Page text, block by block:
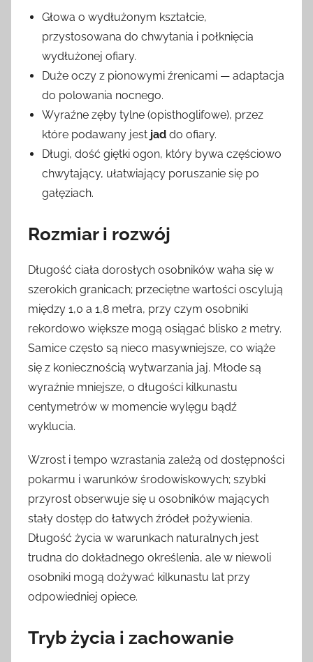
Głowa o wydłużonym kształcie,
przystosowana do chwytania i połknięcia
wydłużonej ofiary.
Duże oczy z pionowymi źrenicami — adaptacja
do polowania nocnego.
Wyraźne zęby tylne (opisthoglifowe), przez
które podawany jest jad do ofiary.
Długi, dość giętki ogon, który bywa częściowo
chwytający, ułatwiający poruszanie się po
gałęziach.
Rozmiar i rozwój
Długość ciała dorosłych osobników waha się w
szerokich granicach; przeciętne wartości oscylują
między 1,0 a 1,8 metra, przy czym osobniki
rekordowo większe mogą osiągać blisko 2 metry.
Samice często są nieco masywniejsze, co wiąże
się z koniecznością wytwarzania jaj. Młode są
wyraźnie mniejsze, o długości kilkunastu
centymetrów w momencie wylęgu bądź
wyklucia.
Wzrost i tempo wzrastania zależą od dostępności
pokarmu i warunków środowiskowych; szybki
przyrost obserwuje się u osobników mających
stały dostęp do łatwych źródeł pożywienia.
Długość życia w warunkach naturalnych jest
trudna do dokładnego określenia, ale w niewoli
osobniki mogą dożywać kilkunastu lat przy
odpowiedniej opiece.
Tryb życia i zachowanie